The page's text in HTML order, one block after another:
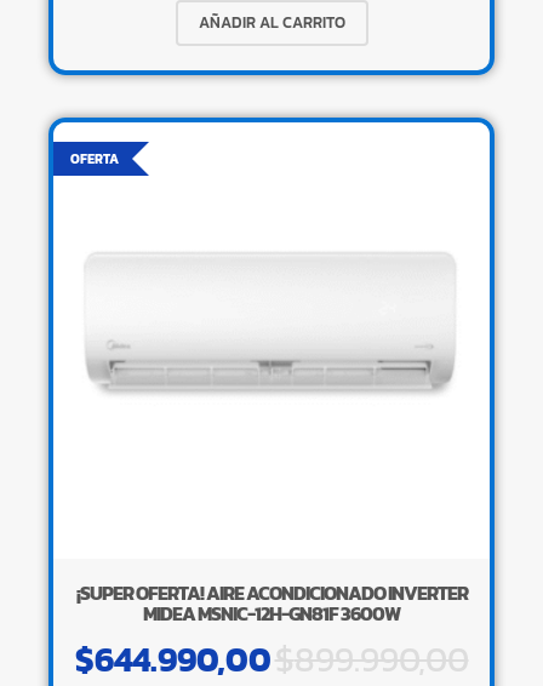
AÑADIR AL CARRITO
OFERTA
¡SUPER OFERTA! AIRE ACONDICIONADO INVERTER
MIDEA MSNIC-12H-GN81F 3600W
$644.990,00$899.990,00